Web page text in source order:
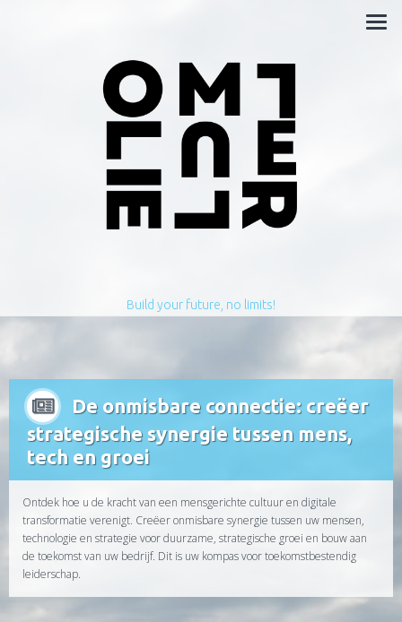
Build your future, no limits!
De onmisbare connectie: creëer
strategische synergie tussen mens,
tech en groei
Ontdek hoe u de kracht van een mensgerichte cultuur en digitale
transformatie verenigt. Creëer onmisbare synergie tussen uw mensen,
technologie en strategie voor duurzame, strategische groei en bouw aan
de toekomst van uw bedrijf. Dit is uw kompas voor toekomstbestendig
leiderschap.